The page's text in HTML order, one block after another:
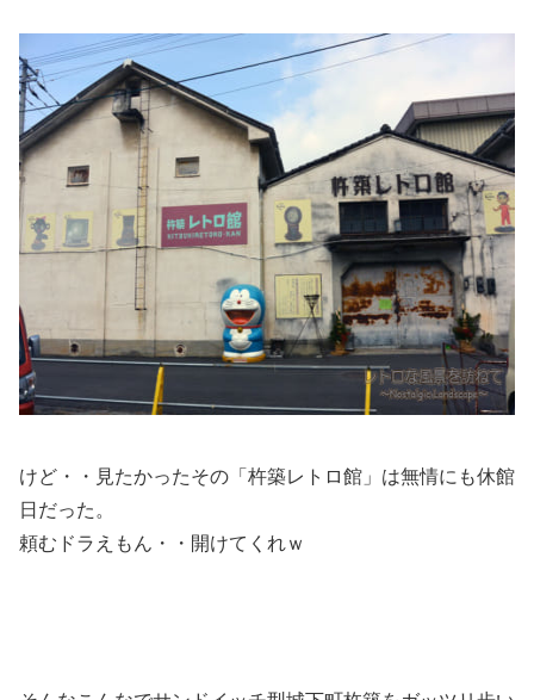
けど・・見たかったその「杵築レトロ館」は無情にも休館
日だった。
頼むドラえもん・・開けてくれｗ